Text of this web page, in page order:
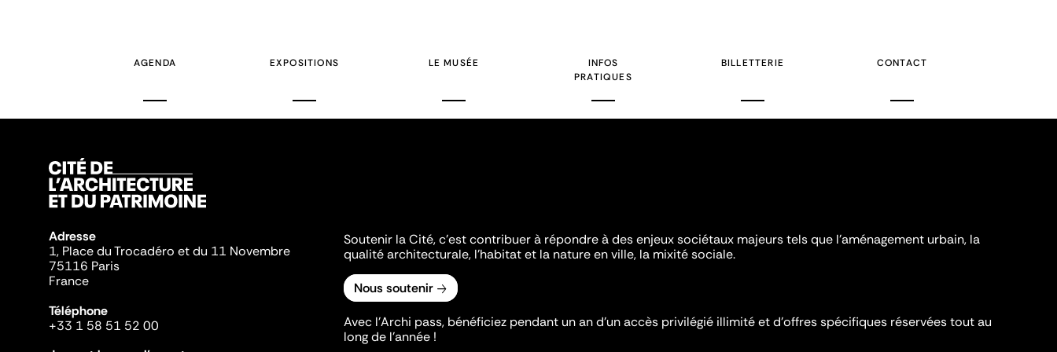
AGENDA EXPOSITIONS LE MUSÉE
INFOS
PRATIQUES
BILLETTERIE CONTACT
Adresse
1, Place du Trocadéro et du 11 Novembre
75116 Paris
France
Téléphone
+33 1 58 51 52 00
Soutenir la Cité, c'est contribuer à répondre à des enjeux sociétaux majeurs tels que l'aménagement urbain, la
qualité architecturale, l'habitat et la nature en ville, la mixité sociale.
Nous soutenir
Avec l’Archi pass, bénéficiez pendant un an d’un accès privilégié illimité et d’offres spécifiques réservées tout au
long de l’année !